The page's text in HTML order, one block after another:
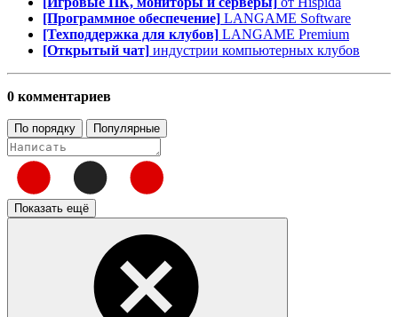
[Программное обеспечение] LANGAME Software
[Техподдержка для клубов] LANGAME Premium
[Открытый чат] индустрии компьютерных клубов
0 комментариев
По порядку Популярные
Показать ещё